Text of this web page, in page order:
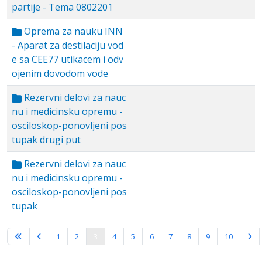
partije - Tema 0802201
Oprema za nauku INN
- Aparat za destilaciju vod
e sa CEE77 utikacem i odv
ojenim dovodom vode
Rezervni delovi za nauc
nu i medicinsku opremu -
osciloskop-ponovljeni pos
tupak drugi put
Rezervni delovi za nauc
nu i medicinsku opremu -
osciloskop-ponovljeni pos
tupak
Strana 3 od 10
1 2 4 5 6 7 8 9 10